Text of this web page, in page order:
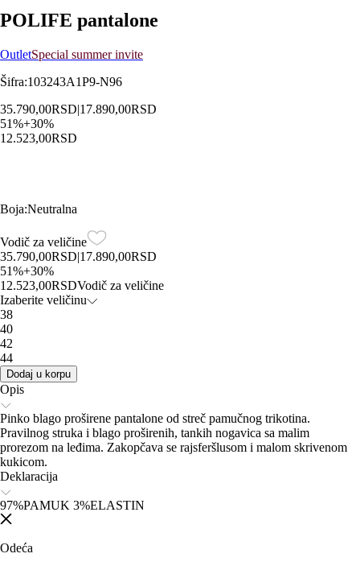
POLIFE pantalone
OutletSpecial summer invite
Šifra:103243A1P9-N96
35.790,00RSD|17.890,00RSD
51%+30%
12.523,00RSD
Boja:Neutralna
Vodič za veličine
35.790,00RSD|17.890,00RSD
51%+30%
12.523,00RSDVodič za veličine
Izaberite veličinu
38
40
42
44
Dodaj u korpu
Opis
Pinko blago proširene pantalone od streč pamučnog trikotina.
Pravilnog struka i blago proširenih, tankih nogavica sa malim
prorezom na leđima. Zakopčava se rajsferšlusom i malom skrivenom
kukicom.
Deklaracija
97%PAMUK 3%ELASTIN
Odeća